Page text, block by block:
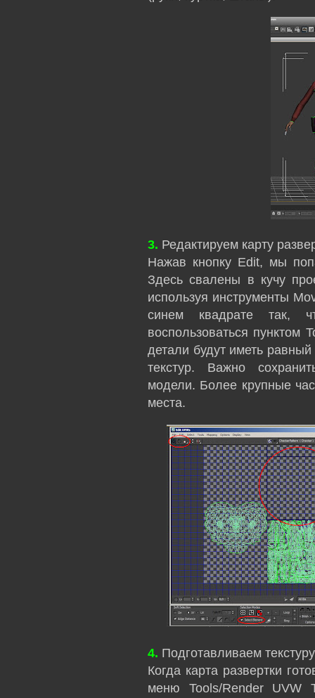
3. Редактируем карту
Нажав кнопку Edit, мы
Здесь свалены в кучу
используя инструменты
синем квадрате так,
воспользоваться пунктом
детали будут иметь
текстур. Важно
модели. Более крупные
места.
4. Подготавливаем
Когда карта развертки
меню Tools/Render UVW